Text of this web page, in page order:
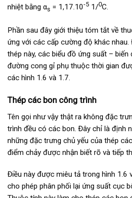
nhiệt bằng αs = 1,17.10-5 1/0C.
Phần sau đây giới thiệu tóm tắt về
ứng với các cấp cường độ khác
thép này, các biểu đồ ứng suất – biến
đường cong gỉ phụ thuộc thời gian
các hình 1.6 và 1.7.
Thép các bon công trình
Tên gọi như vậy thật ra không đặc
trình đều có các bon. Đây chỉ là định
những đặc trưng chủ yếu của thép
điểm chảy được nhận biết rõ và tiếp
Điều này được miêu tả trong hình 1.6
cho phép phân phối lại ứng suất cục